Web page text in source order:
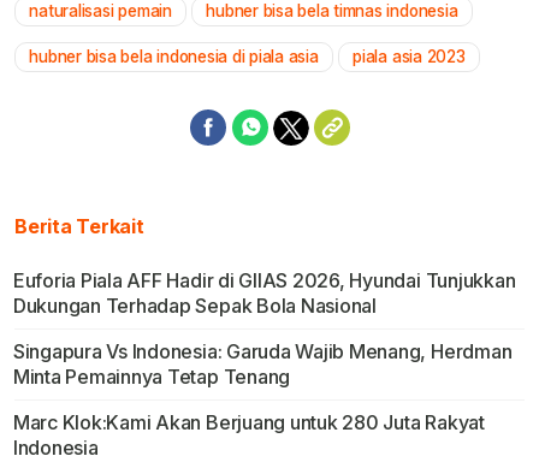
naturalisasi pemain hubner bisa bela timnas indonesia
hubner bisa bela indonesia di piala asia piala asia 2023
Berita Terkait
Euforia Piala AFF Hadir di GIIAS 2026, Hyundai Tunjukkan
Dukungan Terhadap Sepak Bola Nasional
Singapura Vs Indonesia: Garuda Wajib Menang, Herdman
Minta Pemainnya Tetap Tenang
Marc Klok:Kami Akan Berjuang untuk 280 Juta Rakyat
Indonesia